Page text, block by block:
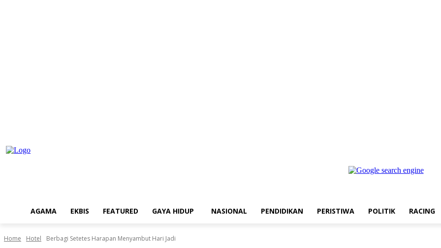
AGAMA EKBIS FEATURED GAYA HIDUP NASIONAL PENDIDIKAN PERISTIWA POLITIK RACING
Home Hotel Berbagi Setetes Harapan Menyambut Hari Jadi